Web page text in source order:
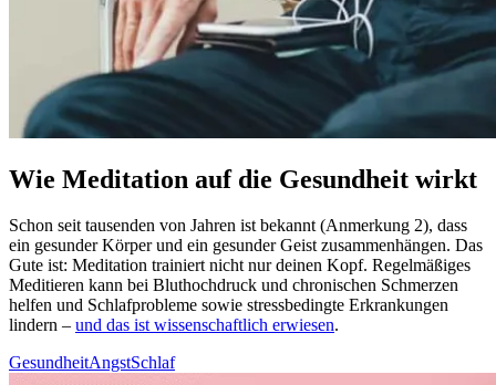
Wie Meditation auf die Gesundheit wirkt
Schon seit tau­sen­den von Jahren ist bekannt (Anmerkung 2), dass
ein gesun­der Körper und ein gesun­der Geist zusam­men­hän­gen. Das
Gute ist: Medi­ta­tion trai­niert nicht nur deinen Kopf. Regel­mä­ßi­ges
Medi­tie­ren kann bei Blut­hoch­druck und chronischen Schmerzen
helfen und Schlaf­pro­ble­me sowie stress­be­ding­te Erkran­kun­gen
lindern – und das ist wissenschaftlich erwiesen.
GesundheitAngstSchlaf